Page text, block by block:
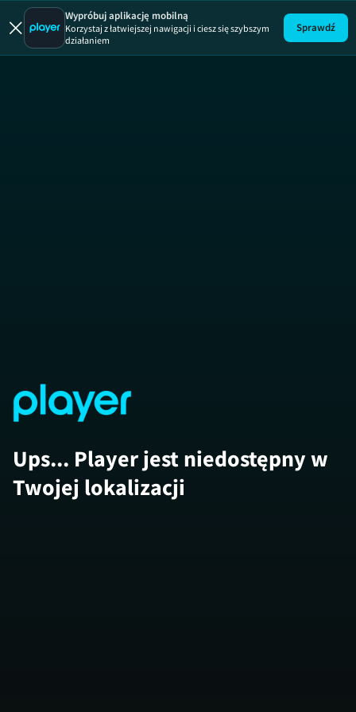
Naruto
Wypróbuj aplikację mobilną
Korzystaj z łatwiejszej nawigacji i ciesz się szybszym
działaniem
Sprawdź
Ups... Player jest niedostępny w
Twojej lokalizacji